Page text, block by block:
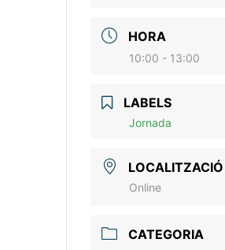
HORA
10:00 - 13:00
LABELS
Jornada
LOCALITZACIÓ
Online
CATEGORIA